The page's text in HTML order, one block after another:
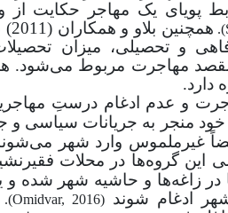
پویای یک مهاجر حکایت
).
و تحصیلی، میزان
مقصد مهاجرت مربوط می‌شود.
دارد.
و عدم ادغام درستِ
منجر به جریانات سیاسی و
غیرملموس وارد شهر
گروه‌ها در محلات
زاغه‌ها و حاشیه شهر شده و
ادغام شوند (
Omidvar, 2016
).